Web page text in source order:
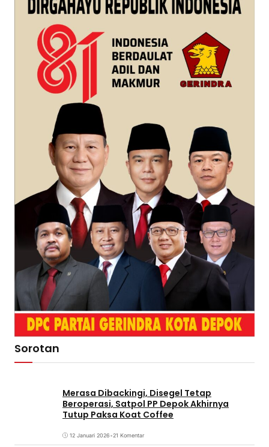
Sorotan
Merasa Dibackingi, Disegel Tetap
Beroperasi, Satpol PP Depok Akhirnya
Tutup Paksa Koat Coffee
12 Januari 2026•21 Komentar